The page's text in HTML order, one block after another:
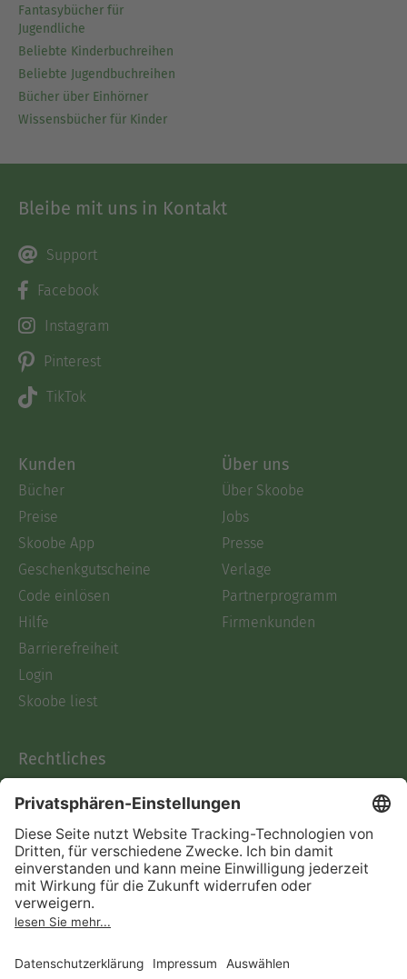
Fantasybücher für
Jugendliche
Beliebte Kinderbuchreihen
Beliebte Jugendbuchreihen
Bücher über Einhörner
Wissensbücher für Kinder
Bleibe mit uns in Kontakt
Support
Facebook
Instagram
Pinterest
TikTok
Kunden
Bücher
Preise
Skoobe App
Geschenkgutscheine
Code einlösen
Hilfe
Barrierefreiheit
Login
Skoobe liest
Über uns
Über Skoobe
Jobs
Presse
Verlage
Partnerprogramm
Firmenkunden
Rechtliches
AGB
Informationen nach Data
Act
Verträge hier kündigen
Impressum